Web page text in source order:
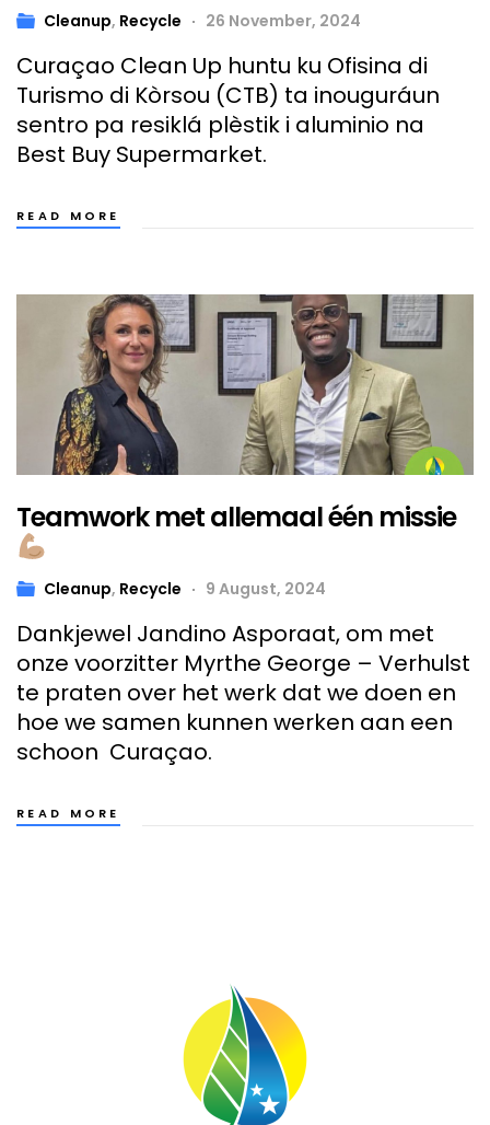
Cleanup, Recycle 26 November, 2024
Curaçao Clean Up huntu ku Ofisina di
Turismo di Kòrsou (CTB) ta inouguráun
sentro pa resiklá plèstik i aluminio na
Best Buy Supermarket.
READ MORE
Teamwork met allemaal één missie
Cleanup, Recycle 9 August, 2024
Dankjewel Jandino Asporaat, om met
onze voorzitter Myrthe George – Verhulst
te praten over het werk dat we doen en
hoe we samen kunnen werken aan een
schoon Curaçao.
READ MORE